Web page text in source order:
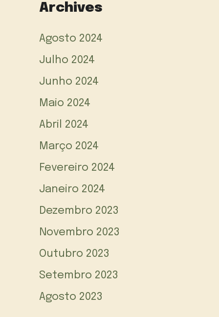
Archives
Agosto 2024
Julho 2024
Junho 2024
Maio 2024
Abril 2024
Março 2024
Fevereiro 2024
Janeiro 2024
Dezembro 2023
Novembro 2023
Outubro 2023
Setembro 2023
Agosto 2023